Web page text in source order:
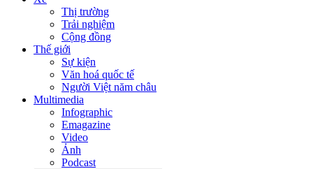
Thị trường
Trải nghiệm
Cộng đồng
Thế giới
Sự kiện
Văn hoá quốc tế
Người Việt năm châu
Multimedia
Infographic
Emagazine
Video
Ảnh
Podcast